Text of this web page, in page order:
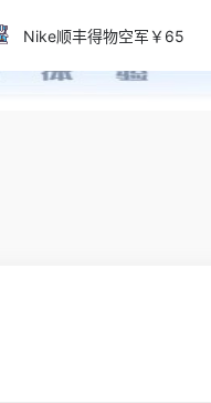
Nike顺丰得物空军￥65